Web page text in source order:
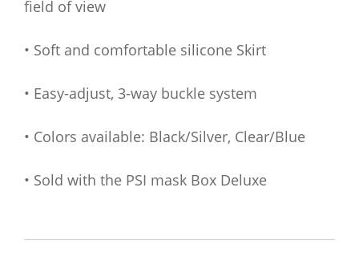
field of view
• Soft and comfortable silicone Skirt
• Easy-adjust, 3-way buckle system
• Colors available: Black/Silver, Clear/Blue
• Sold with the PSI mask Box Deluxe